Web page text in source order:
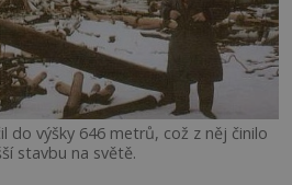
do výšky 646 metrů, což z něj činilo
stavbu na světě.